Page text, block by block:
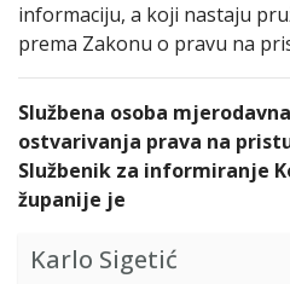
informaciju, a koji nastaju
prema Zakonu o pravu na
Službena osoba
ostvarivanja prava na
Službenik za informiranje
županije je
Karlo Sigetić